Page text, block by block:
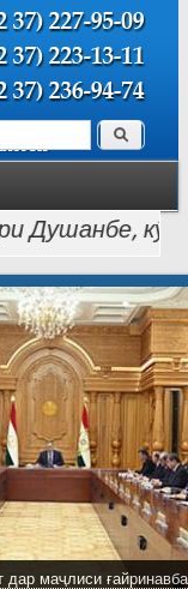
Поиск
кӯчаи
маҷлиси